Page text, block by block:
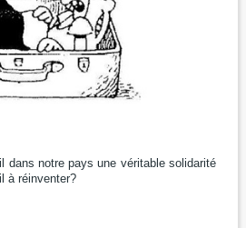
dans notre pays une véritable solidarité
à réinventer?